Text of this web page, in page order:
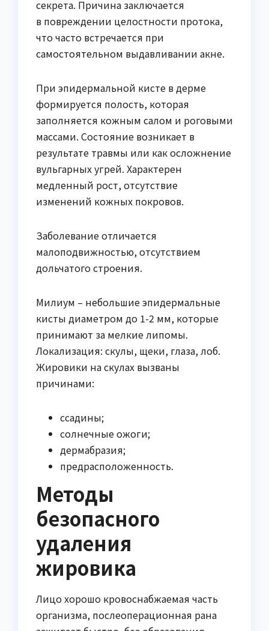
секрета. Причина заключается
в повреждении целостности протока,
что часто встречается при
самостоятельном выдавливании акне.
При эпидермальной кисте в дерме
формируется полость, которая
заполняется кожным салом и роговыми
массами. Состояние возникает в
результате травмы или как осложнение
вульгарных угрей. Характерен
медленный рост, отсутствие
изменений кожных покровов.
Заболевание отличается
малоподвижностью, отсутствием
дольчатого строения.
Милиум – небольшие эпидермальные
кисты диаметром до 1-2 мм, которые
принимают за мелкие липомы.
Локализация: скулы, щеки, глаза, лоб.
Жировики на скулах вызваны
причинами:
ссадины;
солнечные ожоги;
дермабразия;
предрасположенность.
Методы
безопасного
удаления
жировика
Лицо хорошо кровоснабжаемая часть
организма, послеоперационная рана